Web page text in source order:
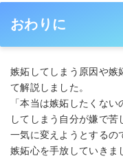
おわりに
嫉妬してしまう原因や嫉
て解説しました。
「本当は嫉妬したくな
してしまう自分が嫌で苦
一気に変えようとするの
嫉妬心を手放していきま